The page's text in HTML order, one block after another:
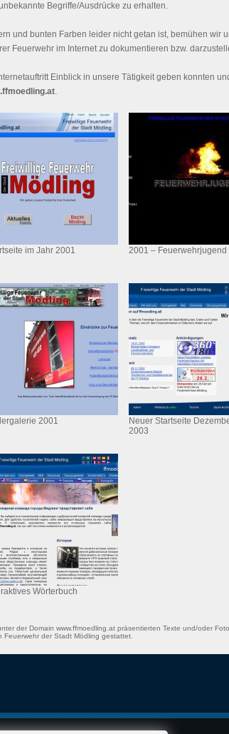
Begriffe/Ausdrücke zu erhalten.
und bunten Farben leider nicht getan ist, bemühen wir
Feuerwehr im Internet zu dokumentieren bzw.
Einblick in unsere Tätigkeit geben konnten
.
im Jahr 2001 2001 – Feuerwehrjugend
2001
Neuer Startseite
2003
Wörterbuch
der Domain www.ffmoedling.at präsentierten Texte und/oder
Feuerwehr der Stadt Mödling gestattet.